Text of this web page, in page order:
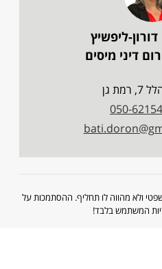
ליפשיץ
דיני מיסים
גן
050-
ולא מהווה לו תחליף. ההסתמכות על
המשתמש בלבד!